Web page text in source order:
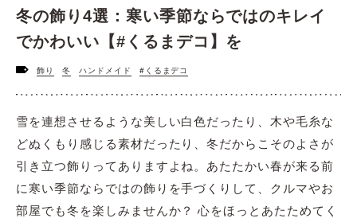
冬の飾り4選：寒い季節ならではのキレイ
でかわいい【#くるまデコ】を
飾り 冬 ハンドメイド #くるまデコ
雪を連想させるような美しい白色だったり、木や毛糸な
どぬくもり感じる素材だったり、冬だからこそのよさが
引き立つ飾りってありますよね。あたたかい春が来る前
に寒い季節ならではの飾りを手づくりして、クルマやお
部屋でも冬を楽しみませんか？ 心をほっとあたためてく